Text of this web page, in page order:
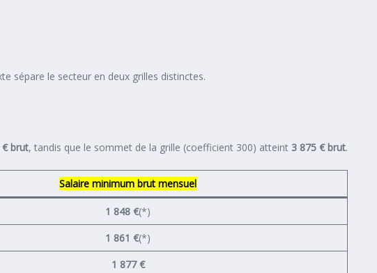
sépare le secteur en deux grilles distinctes.
€ brut, tandis que le sommet de la grille (coefficient 300) atteint 3 875 € brut.
Salaire minimum brut mensuel
1 848 €(*)
1 861 €(*)
1 877 €